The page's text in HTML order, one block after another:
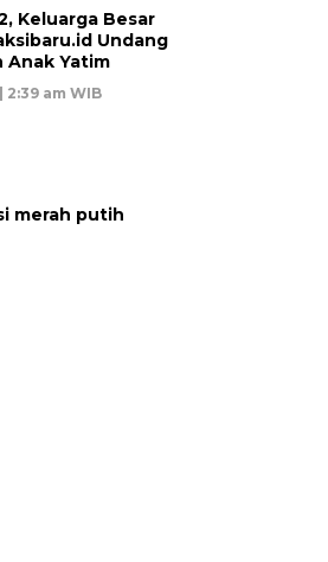
Keluarga Besar
Undang
Anak Yatim
am WIB
merah putih